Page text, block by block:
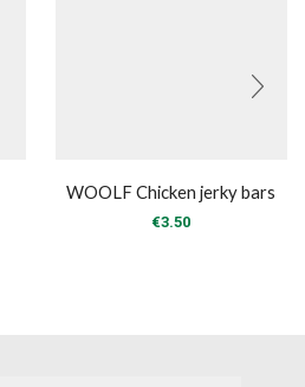
WOOLF Chicken jerky bars
€3.50